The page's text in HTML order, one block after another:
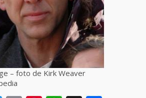
Cea mai
puternică
vrăjitoare
de magie
– foto de Kirk Weaver